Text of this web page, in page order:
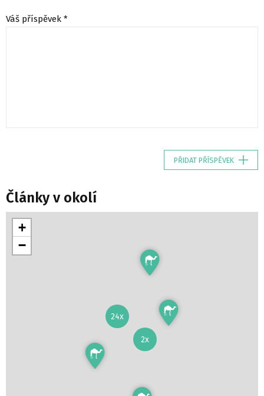
Váš příspěvek *
PŘIDAT PŘÍSPĚVEK
Články v okolí
2x
24x
+
−